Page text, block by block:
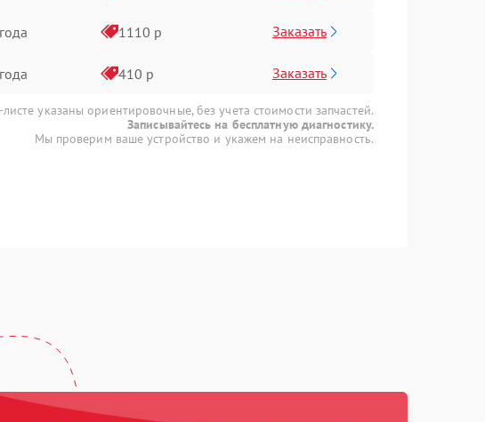
1110 р Заказать
410 р Заказать
указаны ориентировочные, без учета стоимости запчастей.
Записывайтесь на бесплатную диагностику.
Мы проверим ваше устройство и укажем на неисправность.